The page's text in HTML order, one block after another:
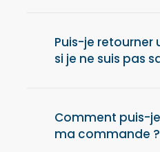
conseillons de choisir
de votre taille
Puis-je retourner
si je ne suis pas
réception de votre
un article et obtenir
Comment puis-
ma commande ?